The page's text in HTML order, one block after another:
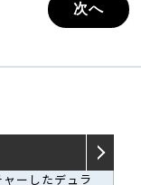
次へ